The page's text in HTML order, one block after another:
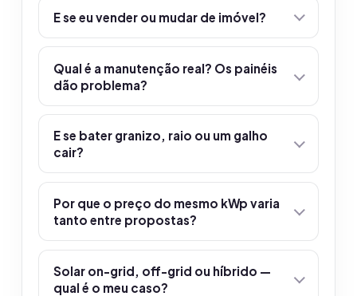
E se eu vender ou mudar de imóvel?
Qual é a manutenção real? Os painéis
dão problema?
E se bater granizo, raio ou um galho
cair?
Por que o preço do mesmo kWp varia
tanto entre propostas?
Solar on-grid, off-grid ou híbrido —
qual é o meu caso?